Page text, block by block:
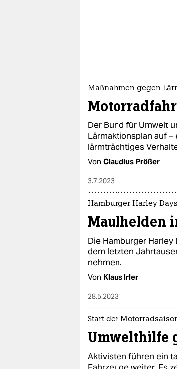
Maßnahmen gegen
Der Bund für Umwelt
Lärmaktionsplan auf
lärmträchtiges
Von Claudius Prößer
3.7.2023
Hamburger Harley Days
Maulhelden
Die Hamburger
dem letzten
nehmen.
Von Klaus Irler
28.5.2023
Start der
Umwelthilfe
Aktivisten führen ein